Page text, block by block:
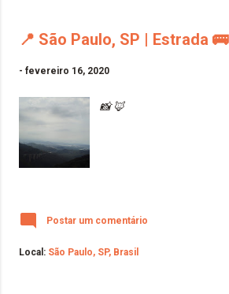
📍 São Paulo, SP | Estrada 🚌
- fevereiro 16, 2020
📸 🦊
Postar um comentário
Local: São Paulo, SP, Brasil